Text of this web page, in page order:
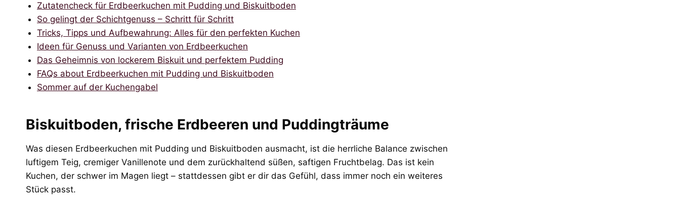
Zutatencheck für Erdbeerkuchen mit Pudding und Biskuitboden
So gelingt der Schichtgenuss – Schritt für Schritt
Tricks, Tipps und Aufbewahrung: Alles für den perfekten Kuchen
Ideen für Genuss und Varianten von Erdbeerkuchen
Das Geheimnis von lockerem Biskuit und perfektem Pudding
FAQs about Erdbeerkuchen mit Pudding und Biskuitboden
Sommer auf der Kuchengabel
Biskuitboden, frische Erdbeeren und Puddingträume
Was diesen Erdbeerkuchen mit Pudding und Biskuitboden ausmacht, ist die herrliche Balance zwischen
luftigem Teig, cremiger Vanillenote und dem zurückhaltend süßen, saftigen Fruchtbelag. Das ist kein
Kuchen, der schwer im Magen liegt – stattdessen gibt er dir das Gefühl, dass immer noch ein weiteres
Stück passt.